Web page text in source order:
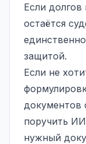
Если
остаётся
защитой.
Если не
документов
поручить
нужный